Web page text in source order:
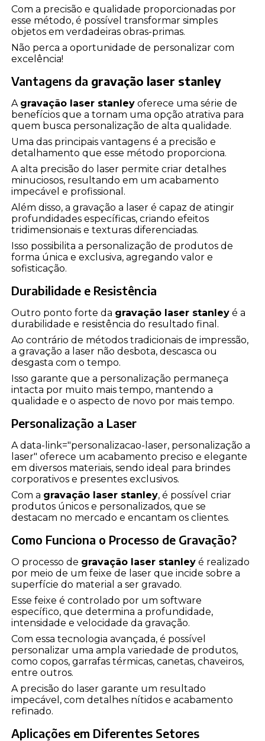
Com a precisão e qualidade proporcionadas por
esse método, é possível transformar simples
objetos em verdadeiras obras-primas.
Não perca a oportunidade de personalizar com
excelência!
Vantagens da gravação laser stanley
A gravação laser stanley oferece uma série de
benefícios que a tornam uma opção atrativa para
quem busca personalização de alta qualidade.
Uma das principais vantagens é a precisão e
detalhamento que esse método proporciona.
A alta precisão do laser permite criar detalhes
minuciosos, resultando em um acabamento
impecável e profissional.
Além disso, a gravação a laser é capaz de atingir
profundidades específicas, criando efeitos
tridimensionais e texturas diferenciadas.
Isso possibilita a personalização de produtos de
forma única e exclusiva, agregando valor e
sofisticação.
Durabilidade e Resistência
Outro ponto forte da gravação laser stanley é a
durabilidade e resistência do resultado final.
Ao contrário de métodos tradicionais de impressão,
a gravação a laser não desbota, descasca ou
desgasta com o tempo.
Isso garante que a personalização permaneça
intacta por muito mais tempo, mantendo a
qualidade e o aspecto de novo por mais tempo.
Personalização a Laser
A data-link="personalizacao-laser, personalização a
laser" oferece um acabamento preciso e elegante
em diversos materiais, sendo ideal para brindes
corporativos e presentes exclusivos.
Com a gravação laser stanley, é possível criar
produtos únicos e personalizados, que se
destacam no mercado e encantam os clientes.
Como Funciona o Processo de Gravação?
O processo de gravação laser stanley é realizado
por meio de um feixe de laser que incide sobre a
superfície do material a ser gravado.
Esse feixe é controlado por um software
específico, que determina a profundidade,
intensidade e velocidade da gravação.
Com essa tecnologia avançada, é possível
personalizar uma ampla variedade de produtos,
como copos, garrafas térmicas, canetas, chaveiros,
entre outros.
A precisão do laser garante um resultado
impecável, com detalhes nítidos e acabamento
refinado.
Aplicações em Diferentes Setores